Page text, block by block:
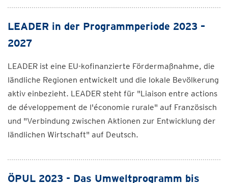
LEADER in der Programmperiode 2023 –
2027
LEADER ist eine EU-kofinanzierte Fördermaßnahme, die
ländliche Regionen entwickelt und die lokale Bevölkerung
aktiv einbezieht. LEADER steht für "Liaison entre actions
de développement de l'économie rurale" auf Französisch
und "Verbindung zwischen Aktionen zur Entwicklung der
ländlichen Wirtschaft" auf Deutsch.
ÖPUL 2023 - Das Umweltprogramm bis